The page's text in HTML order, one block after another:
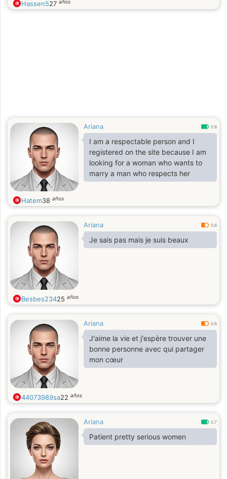
Hassen527 años
Ariana 0.8
I am a respectable person and I
registered on the site because I am
looking for a woman who wants to
marry a man who respects her
Hatem38 años
Ariana 0.6
Je sais pas mais je suis beaux
Besbes23425 años
Ariana 0.6
J'aime la vie et j'espère trouver une
bonne personne avec qui partager
mon cœur
44073989sa22 años
Ariana 0.7
Patient pretty serious women